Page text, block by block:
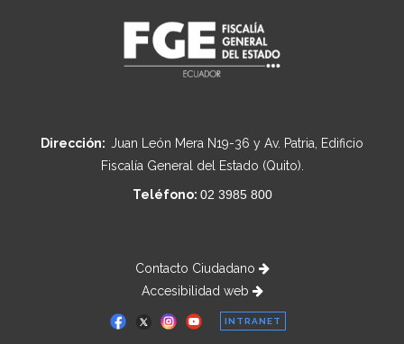
Dirección: Juan León Mera N19-36 y Av. Patria, Edificio
Fiscalía General del Estado (Quito).
Teléfono: 02 3985 800
Contacto Ciudadano
Accesibilidad web
INTRANET